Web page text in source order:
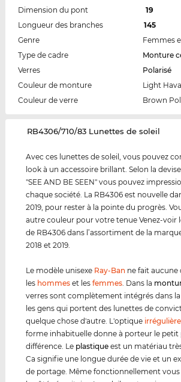
Dimension du pont
19
Longueur des branches
145
Genre
Femmes
Type de cadre
Monture
Verres
Polarisé
Couleur de monture
Light
Couleur de verre
Brown
‌RB4306/710/83 Lunettes de soleil
Avec ces lunettes de soleil, vous pouvez
look à un accessoire brillant. Selon la
"SEE AND BE SEEN" vous pouvez
chaque société. La RB4306 est nouvelle
2019, pour rester à la pointe du progrès.
autre couleur pour votre tenue Venez-voir
de RB4306 dans l’assortiment de la
2018 et 2019.
Le modèle unisexe Ray-Ban ne fait
les hommes et lesfemmes. Dans la
verres sont complètement intégrés dans
les gens qui portent des lunettes de
quelque chose d'autre. L'optique irrégulière
forme inhabituelle donne à porteur le petit
différence. Le plastique est un matériau
Ca signifie une longue durée de vie et un
de portage. Même fonctionnellement vous